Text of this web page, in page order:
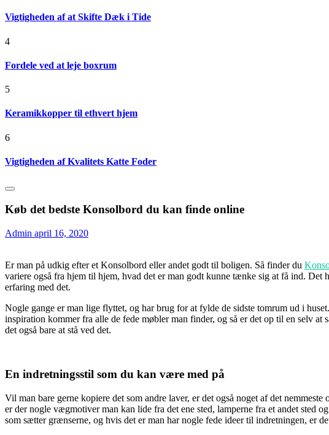
Vigtigheden af at Skifte Dæk i Tide
4
Fordele ved at leje boxrum
5
Keramikkopper til ethvert hjem
6
Vigtigheden af Kvalitets Katte Foder
Køb det bedste Konsolbord du kan finde online
Admin april 16, 2020
Er man på udkig efter et Konsolbord eller andet godt til boligen. Så finder du
variere også fra hjem til hjem, hvad det er man godt kunne tænke sig at få ind.
erfaring med det.
Nogle gange er man lige flyttet, og har brug for at fylde de sidste tomrum ud i
inspiration kommer fra alle de fede møbler man finder, og så er det op til en selv
det også bare at stå ved det.
En indretningsstil som du kan være med på
Vil man bare gerne kopiere det som andre laver, er det også noget af det
er der nogle vægmotiver man kan lide fra det ene sted, lamperne fra et andet sted
som sætter grænserne, og hvis det er man har nogle fede ideer til indretningen, er